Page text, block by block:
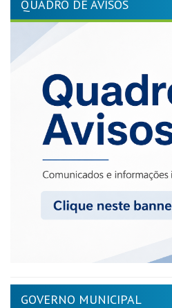
QUADRO DE AVISOS
GOVERNO MUNICIPAL